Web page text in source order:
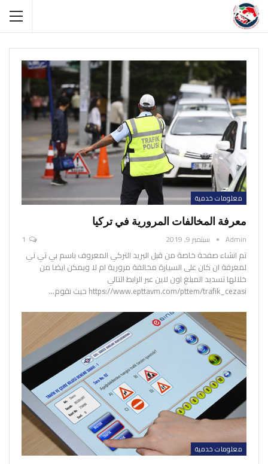
معلومات خدمية
معرفة المخالفات المرورية في تركيا
Admin سبتمبر 9, 2019
تم انشاء صفحة خاصة من قبل البريد التركي المعروف باسم بي تي تي
لمعرفة ان كان على السيارة مخالفة مرورية ام لا ويمكن ايضا من
خلالها تسديد المبلغ اون لاين عبر الرابط التالي
https://www.epttavm.com/pttem/trafik_cezasi حيث نقوم…
معلومات خدمية